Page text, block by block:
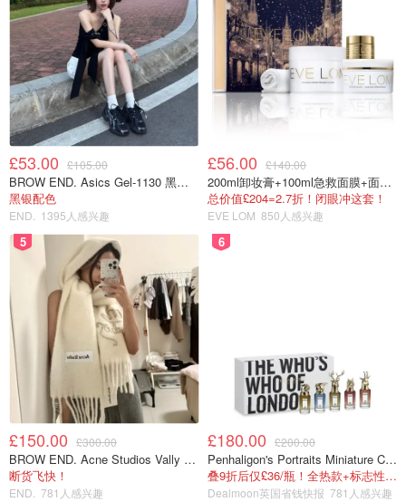
£53.00 £105.00
BROW END. Asics Gel-1130 黑色运动鞋
黑银配色
END. 1395人感兴趣
£56.00 £140.00
200ml卸妆膏+100ml急救面膜+面霜+洁颜布
总价值£204=2.7折！闭眼冲这套！
EVE LOM 850人感兴趣
5
£150.00 £300.00
BROW END. Acne Studios Vally 刺绣围巾 白色
断货飞快！
END. 781人感兴趣
6
£180.00 £200.00
Penhaligon's Portraits Miniature Collection 香氛套装 5瓶装
叠9折后仅£36/瓶！全热款+标志性兽首头
Dealmoon英国省钱快报 781人感兴趣